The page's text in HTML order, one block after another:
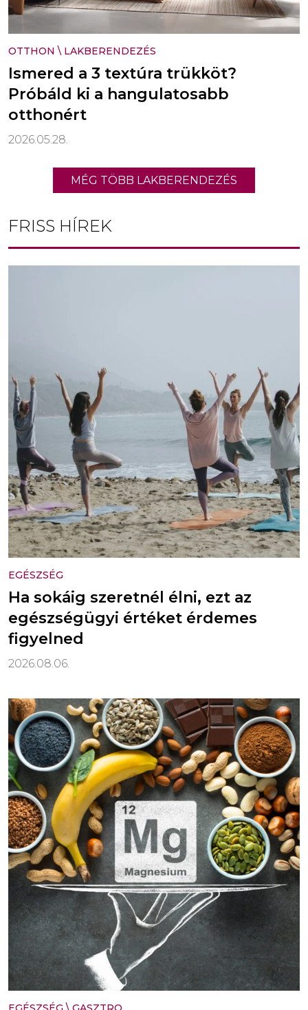
OTTHON \ LAKBERENDEZÉS
Ismered a 3 textúra trükköt?
Próbáld ki a hangulatosabb
otthonért
2026.05.28.
MÉG TÖBB LAKBERENDEZÉS
FRISS HÍREK
EGÉSZSÉG
Ha sokáig szeretnél élni, ezt az
egészségügyi értéket érdemes
figyelned
2026.08.06.